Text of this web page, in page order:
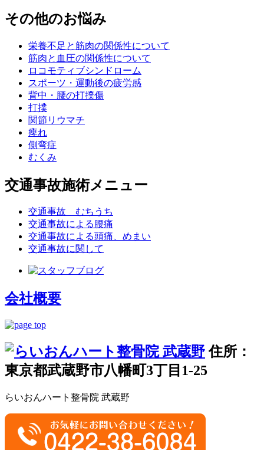
その他のお悩み
栄養不足と筋肉の関係性について
筋肉と血圧の関係性について
ロコモティブシンドローム
スポーツ・運動後の疲労感
背中・腰の打撲傷
打撲
関節リウマチ
痺れ
側弯症
むくみ
交通事故施術メニュー
交通事故 むちうち
交通事故による腰痛
交通事故による頭痛、めまい
交通事故に関して
会社概要
住所：
東京都武蔵野市八幡町3丁目1-25
らいおんハート整骨院 武蔵野